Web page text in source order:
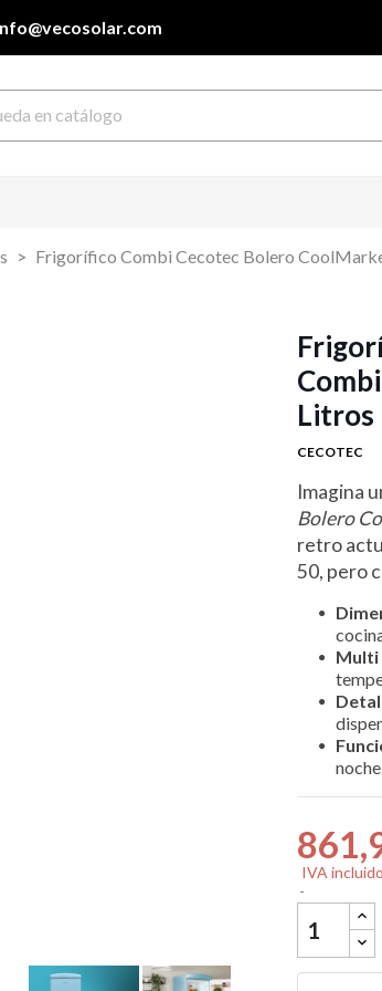
Frigorífico Combi Cecotec Bolero
Litros
CECOTEC
Imagina
Bolero
retro
50, pero
Multi
noche.
IVA incluido